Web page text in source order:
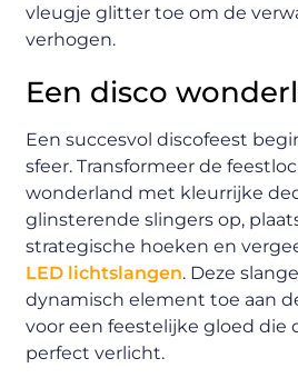
vleugje glitter toe om de
verhogen.
Een disco
Een succesvol discofeest
sfeer. Transformeer de
wonderland met kleurrijke
glinsterende slingers op,
strategische hoeken en
LED lichtslangen. Deze
dynamisch element toe aan
voor een feestelijke gloed die
perfect verlicht.